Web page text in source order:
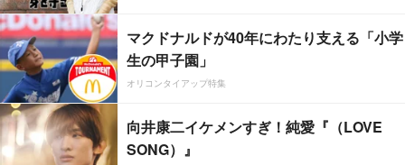
マクドナルドが40年にわたり支える「小学
生の甲子園」
オリコンタイアップ特集
向井康二イケメンすぎ！純愛『（LOVE
SONG）』